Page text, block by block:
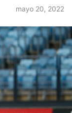
mayo 20, 2022